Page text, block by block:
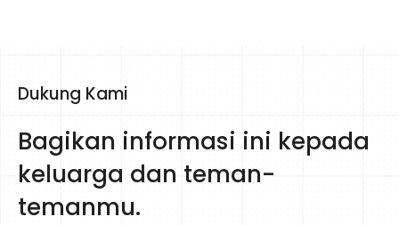
Dukung Kami
Bagikan informasi ini kepada
keluarga dan teman-
temanmu.